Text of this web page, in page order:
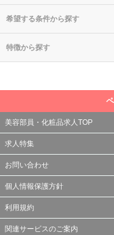
希望する条件から探す
特徴から探す
美容部員・化粧品求人TOP
求人特集
お問い合わせ
個人情報保護方針
利用規約
関連サービスのご案内